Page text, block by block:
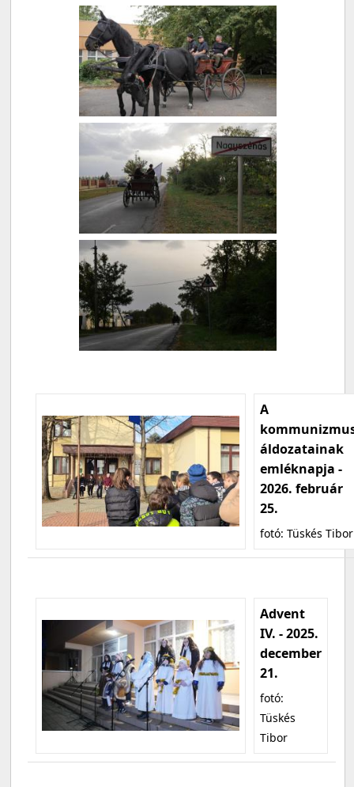
A
áldozatainak
emléknapja -
2026. február
25.
fotó: Tüskés Tibor
Advent
IV. - 2025.
december
21.
fotó:
Tüskés
Tibor